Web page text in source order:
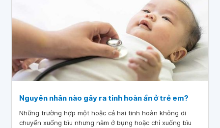
Nguyên nhân nào gây ra tinh hoàn ẩn ở trẻ em?
Những trường hợp một hoặc cả hai tinh hoàn không di
chuyển xuống bìu nhưng nằm ở bụng hoặc chỉ xuống bìu